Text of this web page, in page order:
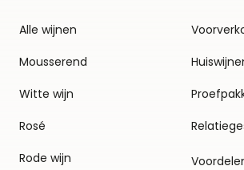
Alle wijnen
Mousserend
Witte wijn
Rosé
Rode wijn